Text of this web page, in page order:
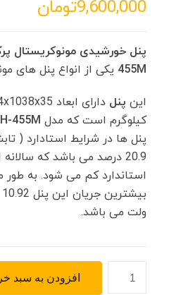
9,600,000تومان
455M یکی از انواع پنل های
این پنل
کیلوگرم است که مدل 455M
20.9 درصد می باشد که
ولت می باشد.
افزودن به سبد